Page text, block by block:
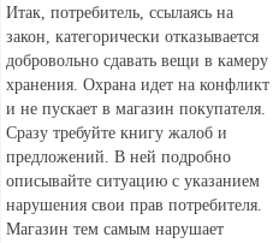
Итак, потребитель, ссылаясь на
закон, категорически отказывается
добровольно сдавать вещи в камеру
хранения. Охрана идет на конфликт
и не пускает в магазин покупателя.
Сразу требуйте книгу жалоб и
предложений. В ней подробно
описывайте ситуацию с указанием
нарушения свои прав потребителя.
Магазин тем самым нарушает